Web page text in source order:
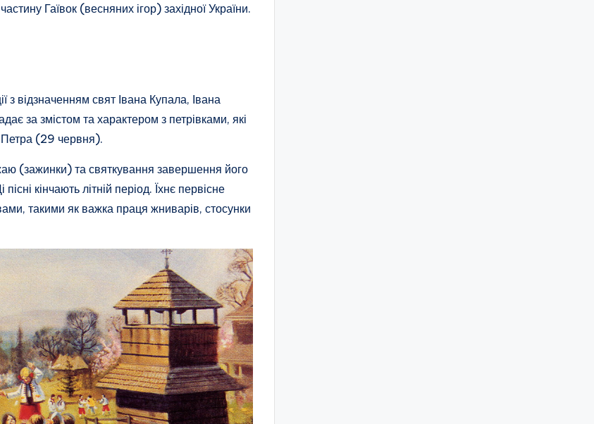
Гаївок (весняних ігор) західної України.
з відзначенням свят Івана Купала, Івана
за змістом та характером з петрівками, які
Петра (29 червня).
(зажинки) та святкування завершення його
кінчають літній період. Їхнє первісне
такими як важка праця жниварів, стосунки